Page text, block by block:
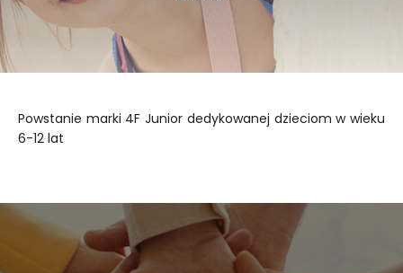
Powstanie marki 4F Junior dedykowanej dzieciom w wieku
6-12 lat